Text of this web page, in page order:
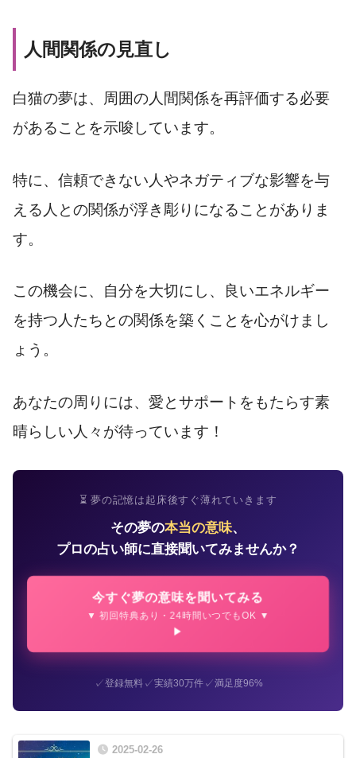
人間関係の見直し
白猫の夢は、周囲の人間関係を再評価する必要
があることを示唆しています。
特に、信頼できない人やネガティブな影響を与
える人との関係が浮き彫りになることがありま
す。
この機会に、自分を大切にし、良いエネルギー
を持つ人たちとの関係を築くことを心がけまし
ょう。
あなたの周りには、愛とサポートをもたらす素
晴らしい人々が待っています！
⏳ 夢の記憶は起床後すぐ薄れていきます
その夢の本当の意味、
プロの占い師に直接聞いてみませんか？
今すぐ夢の意味を聞いてみる
▼ 初回特典あり・24時間いつでもOK ▼
✓登録無料✓実績30万件✓満足度96%
2025-02-26